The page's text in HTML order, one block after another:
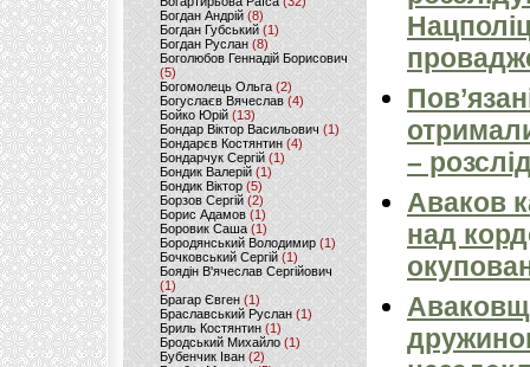
Богдан Андрій(8)
Богдан Губський (1)
Богдан Руслан(8)
Боголюбов Геннадій Борисович
(5)
Богомолець Ольга (2)
Богуслаєв Вячеслав (4)
Бойко Юрій (13)
Бондар Віктор Васильович (1)
Бондарєв Костянтин (4)
Бондарчук Сергій(1)
Бондик Валерій (1)
Бондик Віктор(5)
Борзов Сергiй (2)
Борис Адамов(1)
Боровик Саша (1)
Бородянський Володимир (1)
Бочковський Сергій (1)
Боядін В'ячеслав Сергійович
(1)
Брагар Євген (1)
Браславський Руслан (1)
Бриль Костянтин (1)
Бродський Михайло (1)
Бубенчик Іван(2)
–
Аваков
над